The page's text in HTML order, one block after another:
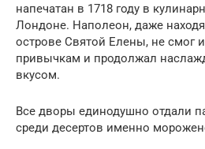
напечатан в 1718 году в
Лондоне. Наполеон, даже
острове Святой Елены, не смог
привычкам и продолжал
вкусом.
Все дворы единодушно отдали
среди десертов именно